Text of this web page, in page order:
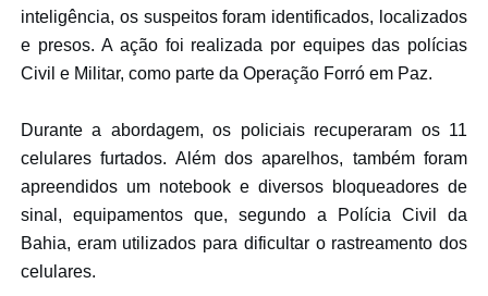
inteligência, os suspeitos foram identificados, localizados
e presos.A ação foi realizada por equipes das polícias
Civil e Militar, como parte da Operação Forró em Paz.
Durante a abordagem, os policiais recuperaram os 11
celulares furtados. Além dos aparelhos, também foram
apreendidos um notebook e diversos bloqueadores de
sinal, equipamentos que, segundo a Polícia Civil da
Bahia, eram utilizados para dificultar o rastreamento dos
celulares.